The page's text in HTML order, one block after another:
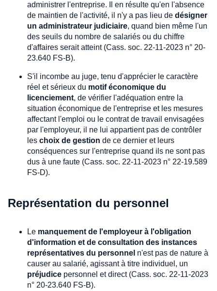
administrer l'entreprise. Il en résulte qu'en l'absence
de maintien de l'activité, il n'y a pas lieu de désigner
un administrateur judiciaire, quand bien même l'un
des seuils du nombre de salariés ou du chiffre
d'affaires serait atteint (Cass. soc. 22-11-2023 n° 20-
23.640 FS-B).
S'il incombe au juge, tenu d'apprécier le caractère
réel et sérieux du motif économique du
licenciement, de vérifier l'adéquation entre la
situation économique de l'entreprise et les mesures
affectant l'emploi ou le contrat de travail envisagées
par l'employeur, il ne lui appartient pas de contrôler
les choix de gestion de ce dernier et leurs
conséquences sur l'entreprise quand ils ne sont pas
dus à une faute (Cass. soc. 22-11-2023 n° 22-19.589
FS-D).
Représentation du personnel
Le manquement de l'employeur à l'obligation
d'information et de consultation des instances
représentatives du personnel n'est pas de nature à
causer au salarié, agissant à titre individuel, un
préjudice personnel et direct (Cass. soc. 22-11-2023
n° 20-23.640 FS-B).